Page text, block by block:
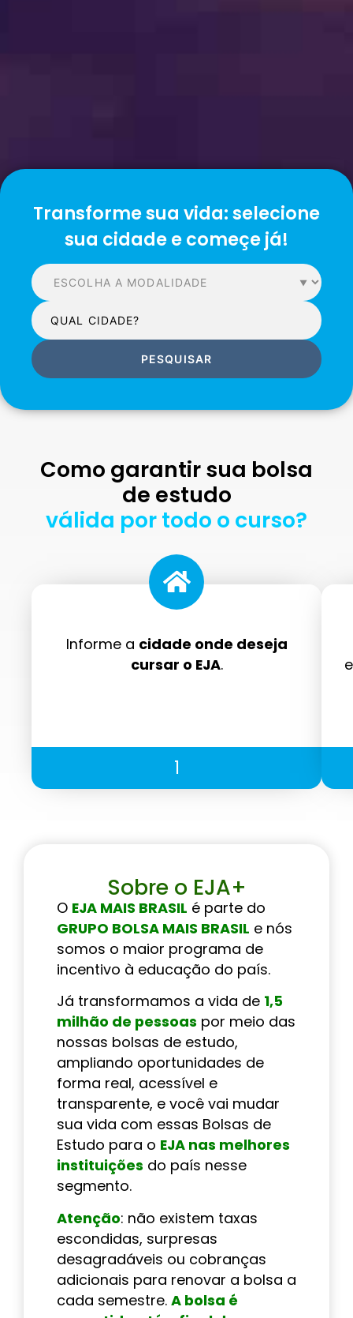
Transforme sua vida: selecione
sua cidade e começe já!
PESQUISAR
Como garantir sua bolsa
de estudo
válida por todo o curso?
Informe a cidade onde deseja
cursar o EJA.
1
Sobre o EJA+
O EJA MAIS BRASIL é parte do
GRUPO BOLSA MAIS BRASIL e nós
somos o maior programa de
incentivo à educação do país.
Já transformamos a vida de 1,5
milhão de pessoas por meio das
nossas bolsas de estudo,
ampliando oportunidades de
forma real, acessível e
transparente, e você vai mudar
sua vida com essas Bolsas de
Estudo para o EJA nas melhores
instituições do país nesse
segmento.
Atenção: não existem taxas
escondidas, surpresas
desagradáveis ou cobranças
adicionais para renovar a bolsa a
cada semestre. A bolsa é